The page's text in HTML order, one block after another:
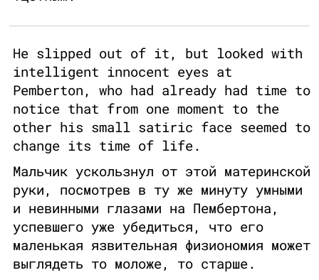
He slipped out of it, but looked with
intelligent innocent eyes at
Pemberton, who had already had time to
notice that from one moment to the
other his small satiric face seemed to
change its time of life.
Мальчик ускользнул от этой материнской
руки, посмотрев в ту же минуту умными
и невинными глазами на Пембертона,
успевшего уже убедиться, что его
маленькая язвительная физиономия может
выглядеть то моложе, то старше.